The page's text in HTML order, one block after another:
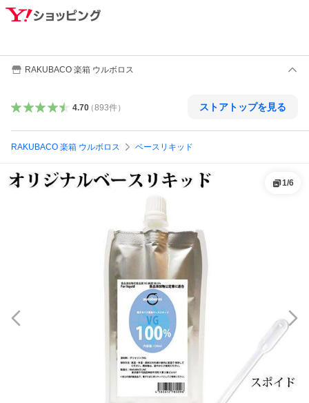
RAKUBACO 楽箱 ウルボロス
4.70（893件） ストアトップを見る
RAKUBACO 楽箱 ウルボロス ベースリキッド
1/6